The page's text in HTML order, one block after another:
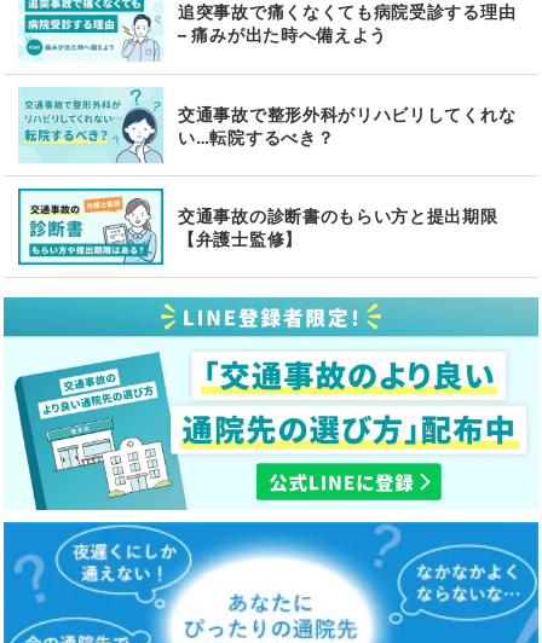
追突事故で痛くなくても病院受診する理由
– 痛みが出た時へ備えよう
交通事故で整形外科がリハビリしてくれな
い…転院するべき？
交通事故の診断書のもらい方と提出期限
【弁護士監修】